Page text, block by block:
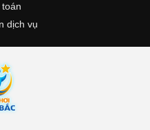
dịch vụ